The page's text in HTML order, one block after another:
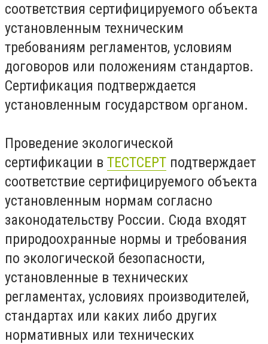
соответствия сертифицируемого объекта
установленным техническим
требованиям регламентов, условиям
договоров или положениям стандартов.
Сертификация подтверждается
установленным государством органом.
Проведение экологической
сертификации в ТЕСТСЕРТ подтверждает
соответствие сертифицируемого объекта
установленным нормам согласно
законодательству России. Сюда входят
природоохранные нормы и требования
по экологической безопасности,
установленные в технических
регламентах, условиях производителей,
стандартах или каких либо других
нормативных или технических